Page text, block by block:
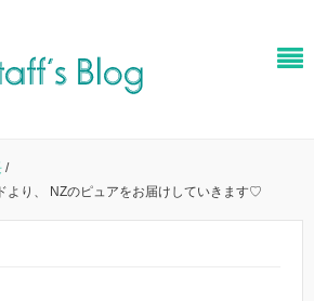
/
より、 NZのピュアをお届けしていきます♡